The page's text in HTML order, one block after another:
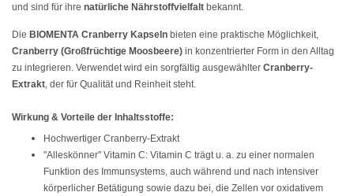
und sind für ihre natürliche Nährstoffvielfalt bekannt.
Die BIOMENTA Cranberry Kapseln bieten eine praktische Möglichkeit,
Cranberry (Großfrüchtige Moosbeere) in konzentrierter Form in den Alltag
zu integrieren. Verwendet wird ein sorgfältig ausgewählter Cranberry-
Extrakt , der für Qualität und Reinheit steht.
Wirkung & Vorteile der Inhaltsstoffe:
Hochwertiger Cranberry-Extrakt
"Alleskönner" Vitamin C: Vitamin C trägt u. a. zu einer normalen
Funktion des Immunsystems, auch während und nach intensiver
körperlicher Betätigung sowie dazu bei, die Zellen vor oxidativem